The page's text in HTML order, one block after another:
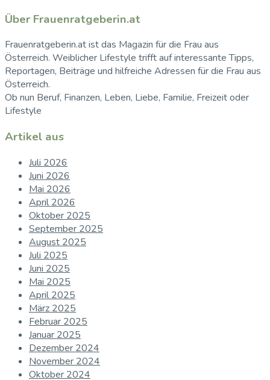
Über Frauenratgeberin.at
Frauenratgeberin.at ist das Magazin für die Frau aus
Österreich. Weiblicher Lifestyle trifft auf interessante Tipps,
Reportagen, Beiträge und hilfreiche Adressen für die Frau aus
Österreich.
Ob nun Beruf, Finanzen, Leben, Liebe, Familie, Freizeit oder
Lifestyle
Artikel aus
Juli 2026
Juni 2026
Mai 2026
April 2026
Oktober 2025
September 2025
August 2025
Juli 2025
Juni 2025
Mai 2025
April 2025
März 2025
Februar 2025
Januar 2025
Dezember 2024
November 2024
Oktober 2024